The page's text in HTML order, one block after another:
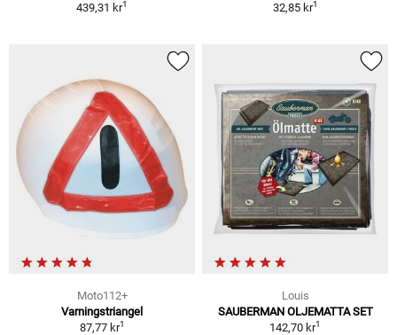
439,31 kr1 32,85 kr1
Moto112+
Varningstriangel
87,77 kr1
Louis
SAUBERMAN OLJEMATTA SET
142,70 kr1